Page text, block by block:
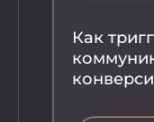
Как